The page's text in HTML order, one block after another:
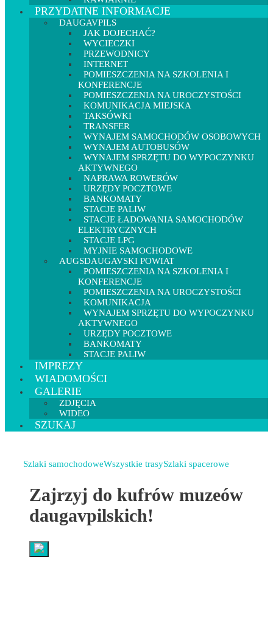
PRZYDATNE INFORMACJE
DAUGAVPILS
JAK DOJECHAĆ?
WYCIECZKI
PRZEWODNICY
INTERNET
POMIESZCZENIA NA SZKOLENIA I
KONFERENCJE
POMIESZCZENIA NA UROCZYSTOŚCI
KOMUNIKACJA MIEJSKA
TAKSÓWKI
TRANSFER
WYNAJEM SAMOCHODÓW OSOBOWYCH
WYNAJEM AUTOBUSÓW
WYNAJEM SPRZĘTU DO WYPOCZYNKU
AKTYWNEGO
NAPRAWA ROWERÓW
URZĘDY POCZTOWE
BANKOMATY
STACJE PALIW
STACJE ŁADOWANIA SAMOCHODÓW
ELEKTRYCZNYCH
STACJE LPG
MYJNIE SAMOCHODOWE
AUGSDAUGAVSKI POWIAT
POMIESZCZENIA NA SZKOLENIA I
KONFERENCJE
POMIESZCZENIA NA UROCZYSTOŚCI
KOMUNIKACJA
WYNAJEM SPRZĘTU DO WYPOCZYNKU
AKTYWNEGO
URZĘDY POCZTOWE
BANKOMATY
STACJE PALIW
IMPREZY
WIADOMOŚCI
GALERIE
ZDJĘCIA
WIDEO
SZUKAJ
Szlaki samochodoweWszystkie trasySzlaki spacerowe
Zajrzyj do kufrów muzeów
daugavpilskich!